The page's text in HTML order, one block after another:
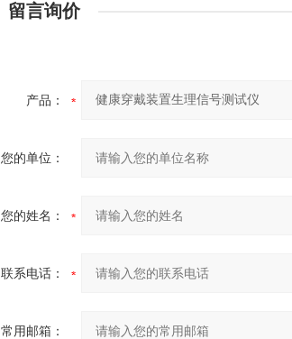
留言询价
产品：
您的单位：
您的姓名：
联系电话：
常用邮箱：